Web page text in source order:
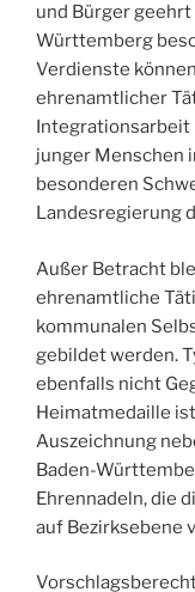
und Bürger geehrt
Württemberg
Verdienste
ehrenamtlicher
Integrationsarbeit
junger Menschen
besonderen
Landesregierung
Außer Betracht
ehrenamtliche
kommunalen
gebildet werden.
ebenfalls nicht
Heimatmedaille
Auszeichnung
Baden-
Ehrennadeln, die
auf Bezirksebene